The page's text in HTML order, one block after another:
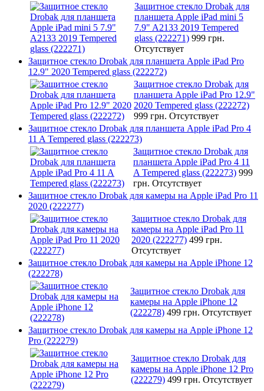
Защитное стекло Drobak для
планшета Apple iPad mini 5
7.9" A2133 2019 Tempered
glass (222271) 999 грн.
Отсутствует
Защитное стекло Drobak для планшета Apple iPad Pro
12.9" 2020 Tempered glass (222272)
Защитное стекло Drobak для
планшета Apple iPad Pro 12.9"
2020 Tempered glass (222272)
999 грн. Отсутствует
Защитное стекло Drobak для планшета Apple iPad Pro 4
11 A Tempered glass (222273)
Защитное стекло Drobak для
планшета Apple iPad Pro 4 11
A Tempered glass (222273) 999
грн. Отсутствует
Защитное стекло Drobak для камеры на Apple iPad Pro 11
2020 (222277)
Защитное стекло Drobak для
камеры на Apple iPad Pro 11
2020 (222277) 499 грн.
Отсутствует
Защитное стекло Drobak для камеры на Apple iPhone 12
(222278)
Защитное стекло Drobak для
камеры на Apple iPhone 12
(222278) 499 грн. Отсутствует
Защитное стекло Drobak для камеры на Apple iPhone 12
Pro (222279)
Защитное стекло Drobak для
камеры на Apple iPhone 12 Pro
(222279) 499 грн. Отсутствует